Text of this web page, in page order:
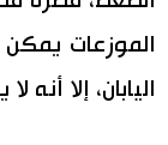
الموزعات
اليابان، إلا أنه